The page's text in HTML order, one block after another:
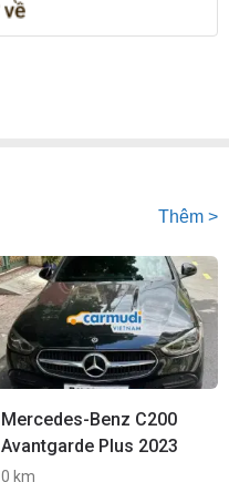
Thêm >
Mercedes-Benz C200
Avantgarde Plus 2023
0 km